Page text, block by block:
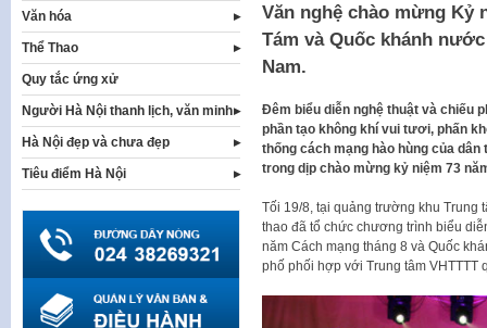
Văn nghệ chào mừng Kỷ
Tám và Quốc khánh
Nam.
Đêm biểu diễn nghệ thuật và chiếu
phần tạo không khí vui tươi, phấn
thống cách mạng hào hùng của
trong dịp chào mừng kỷ niệm 73
Tối 19/8, tại quảng trường khu Trung
thao đã tổ chức chương trình biểu
năm Cách mạng tháng 8 và Quốc
phố phối hợp với Trung tâm VHTTTT
Văn hóa
Thể Thao
Quy tắc ứng xử
Người Hà Nội thanh lịch, văn minh
Hà Nội đẹp và chưa đẹp
Tiêu điểm Hà Nội